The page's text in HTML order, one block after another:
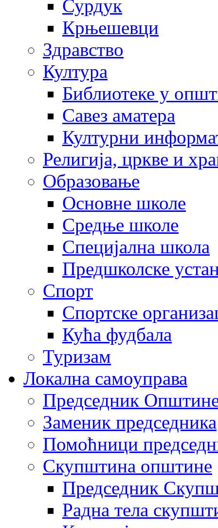
Сурдук
Крњешевци
Здравство
Култура
Библиотеке у
Савез аматера
Културни
Религија, цркве и
Образовање
Основне школе
Средње школе
Специјална школа
Предшколске
Спорт
Спортске
Кућа фудбала
Туризам
Локална самоуправа
Председник
Заменик председника
Помоћници
Скупштина општине
Председник
Радна тела